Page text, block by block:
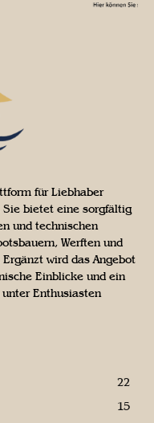
für Liebhaber
Sie bietet eine sorgfältig
und technischen
Werften und
wird das Angebot
Einblicke und ein
Enthusiasten
22
15